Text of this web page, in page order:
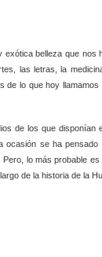
belleza que
las letras, la
de lo que hoy llamamos
de los que
ocasión se ha
lo más probable
de la historia de la